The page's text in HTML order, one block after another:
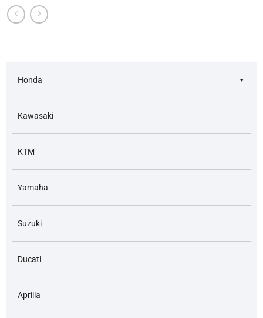
Honda
Kawasaki
KTM
Yamaha
Suzuki
Ducati
Aprilia